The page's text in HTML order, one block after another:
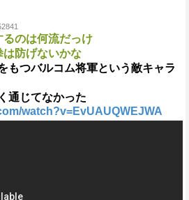
のは何流だっけ
防げないかな
もつバルコム将軍という敵キャラ
通じてなかった
watch?v=EvUAUQWEJWA